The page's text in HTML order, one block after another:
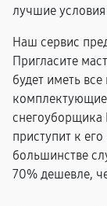
лучшие условия
Наш сервис
Пригласите
будет иметь
снегоуборщика
приступит к
большинстве
70% дешевле,